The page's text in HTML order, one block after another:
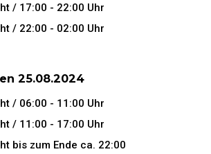
/ 17:00 - 22:00 Uhr
/ 22:00 - 02:00 Uhr
25.08.2024
/ 06:00 - 11:00 Uhr
/ 11:00 - 17:00 Uhr
bis zum Ende ca. 22:00